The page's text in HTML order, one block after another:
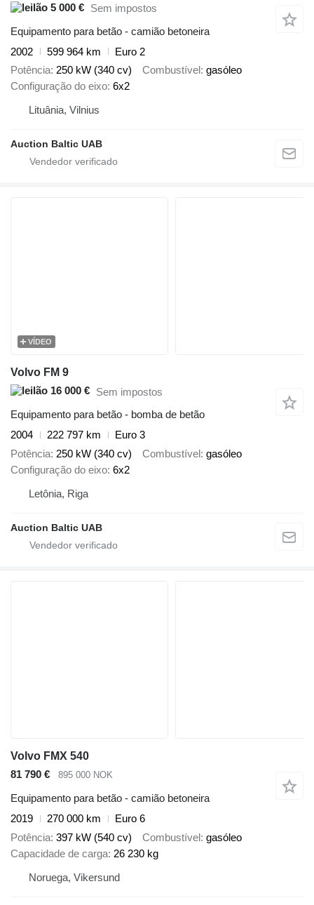
5 000 € Sem impostos
Equipamento para betão - camião betoneira
2002
599 964 km
Euro 2
Potência 250 kW (340 cv) Combustível gasóleo
Configuração do eixo 6x2
Lituânia, Vilnius
Auction Baltic UAB
VÍDEO
Volvo FM 9
16 000 € Sem impostos
Equipamento para betão - bomba de betão
2004
222 797 km
Euro 3
Potência 250 kW (340 cv) Combustível gasóleo
Configuração do eixo 6x2
Letônia, Riga
Auction Baltic UAB
Volvo FMX 540
81 790 €
895 000 NOK
Equipamento para betão - camião betoneira
2019
270 000 km
Euro 6
Potência 397 kW (540 cv) Combustível gasóleo
Capacidade de carga 26 230 kg
Noruega, Vikersund